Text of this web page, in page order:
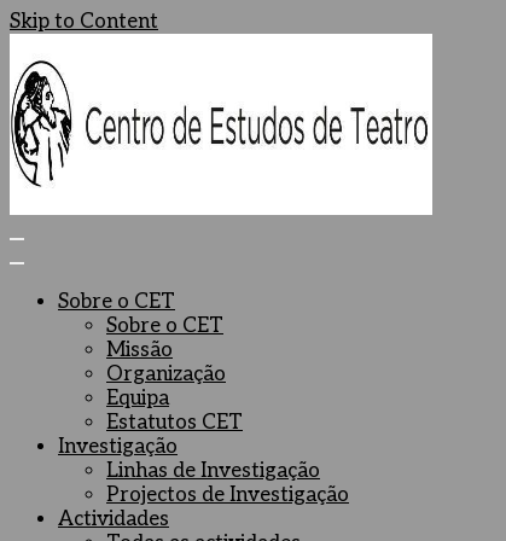
Skip to Content
Sobre o CET
Sobre o CET
Missão
Organização
Equipa
Estatutos CET
Investigação
Linhas de Investigação
Projectos de Investigação
Actividades